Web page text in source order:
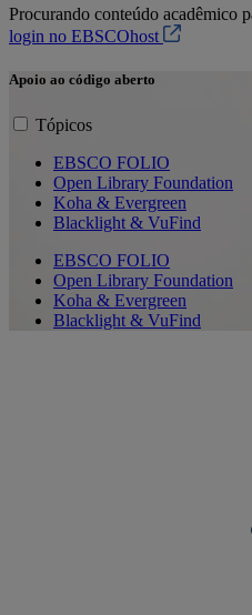
Procurando conteúdo acadêmico
login no EBSCOhost
Apoio ao código aberto
Tópicos
EBSCO FOLIO
Open Library Foundation
Koha & Evergreen
Blacklight & VuFind
EBSCO FOLIO
Open Library Foundation
Koha & Evergreen
Blacklight & VuFind